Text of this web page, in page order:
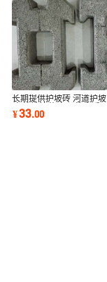
长期提供护坡砖 河道护坡
砖 护坡植草砖 价格合适
¥33.00